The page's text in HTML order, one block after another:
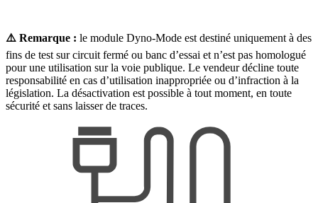
⚠️ Remarque : le module Dyno-Mode est destiné uniquement à des
fins de test sur circuit fermé ou banc d’essai et n’est pas homologué
pour une utilisation sur la voie publique. Le vendeur décline toute
responsabilité en cas d’utilisation inappropriée ou d’infraction à la
législation. La désactivation est possible à tout moment, en toute
sécurité et sans laisser de traces.